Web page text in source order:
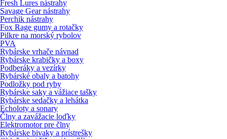
Fresh Lures nástrahy
Savage Gear nástrahy
Perchik nástrahy
Fox Rage gumy a rotačky
Pilkre na morský rybolov
PVA
Rybárske vrhače návnad
Rybárske krabičky a boxy
Podberáky a vezírky
Rybárské obaly a batohy
Podložky pod ryby
Rybárske saky a vážiace tašky
Rybárske sedačky a lehátka
Echoloty a sonary
Člny a zavážacie loďky
Elektromotor pre člny
Rybárske bivaky a prístrešky